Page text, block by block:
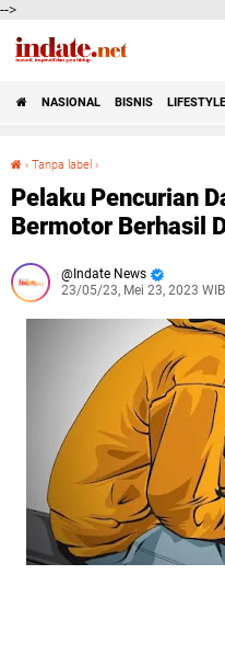
-->
NASIONAL BISNIS LIFESTYLE
› Tanpa label ›
Pelaku Pencurian
Bermotor Berhasil
Indate News
23/05/23, Mei 23, 2023 WIB